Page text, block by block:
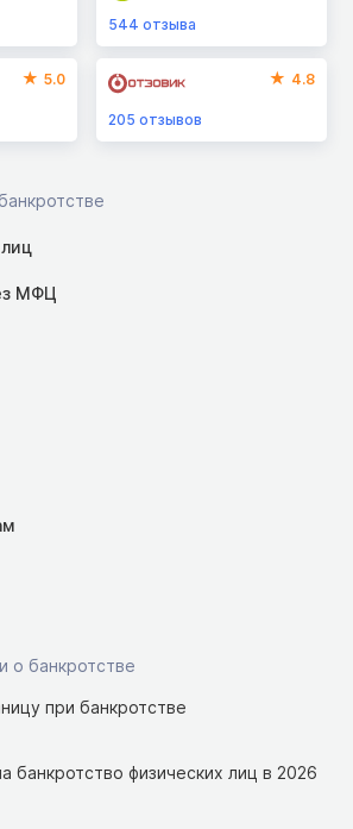
544отзыва
5.0 4.8
205отзывов
МФЦ
о банкротстве
при банкротстве
банкротство физических лиц в 2026